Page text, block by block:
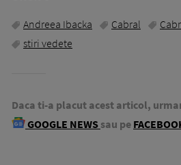
Andreea Ibacka Cabral
stiri vedete
Daca ti-a placut acest articol,
GOOGLE NEWS sau pe